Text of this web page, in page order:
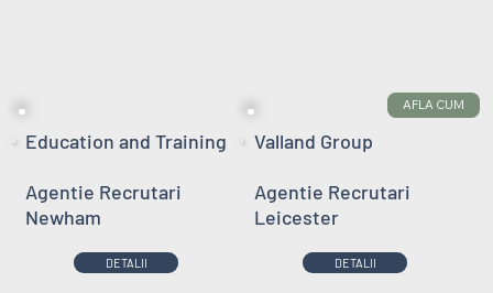
AFLA CUM
Education and Training
Agentie Recrutari
Newham
DETALII
Valland Group
Agentie Recrutari
Leicester
DETALII